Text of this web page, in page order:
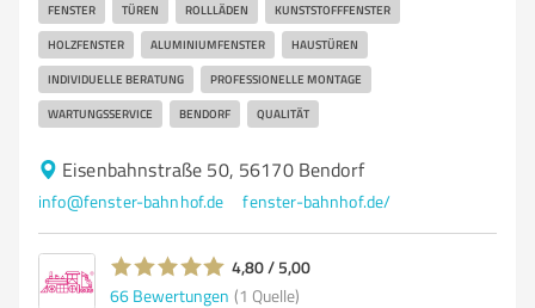
FENSTER TÜREN ROLLLÄDEN KUNSTSTOFFFENSTER
HOLZFENSTER ALUMINIUMFENSTER HAUSTÜREN
INDIVIDUELLE BERATUNG PROFESSIONELLE MONTAGE
WARTUNGSSERVICE BENDORF QUALITÄT
Eisenbahnstraße 50, 56170 Bendorf
info@fenster-bahnhof.de fenster-bahnhof.de/
4,80 / 5,00
66 Bewertungen (1 Quelle)